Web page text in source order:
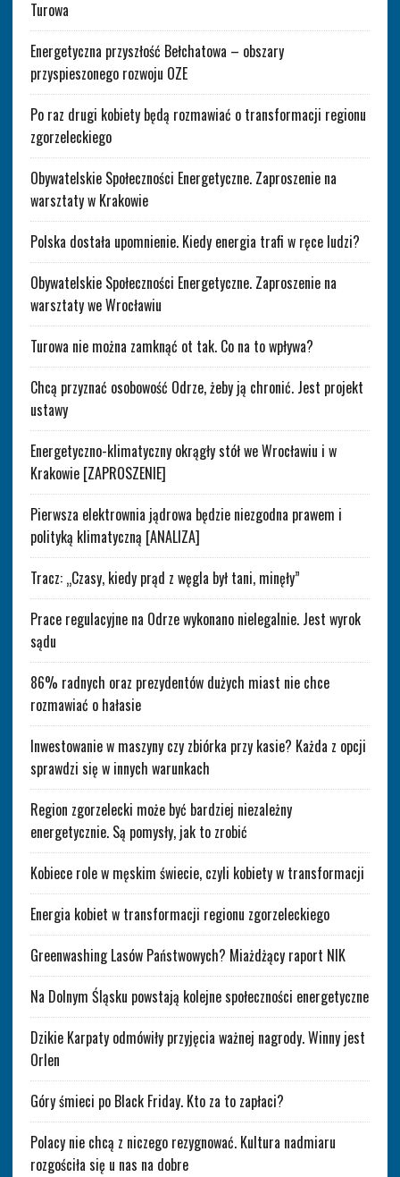
Turowa
Energetyczna przyszłość Bełchatowa – obszary
przyspieszonego rozwoju OZE
Po raz drugi kobiety będą rozmawiać o transformacji regionu
zgorzeleckiego
Obywatelskie Społeczności Energetyczne. Zaproszenie na
warsztaty w Krakowie
Polska dostała upomnienie. Kiedy energia trafi w ręce ludzi?
Obywatelskie Społeczności Energetyczne. Zaproszenie na
warsztaty we Wrocławiu
Turowa nie można zamknąć ot tak. Co na to wpływa?
Chcą przyznać osobowość Odrze, żeby ją chronić. Jest projekt
ustawy
Energetyczno-klimatyczny okrągły stół we Wrocławiu i w
Krakowie [ZAPROSZENIE]
Pierwsza elektrownia jądrowa będzie niezgodna prawem i
polityką klimatyczną [ANALIZA]
Tracz: „Czasy, kiedy prąd z węgla był tani, minęły”
Prace regulacyjne na Odrze wykonano nielegalnie. Jest wyrok
sądu
86% radnych oraz prezydentów dużych miast nie chce
rozmawiać o hałasie
Inwestowanie w maszyny czy zbiórka przy kasie? Każda z opcji
sprawdzi się w innych warunkach
Region zgorzelecki może być bardziej niezależny
energetycznie. Są pomysły, jak to zrobić
Kobiece role w męskim świecie, czyli kobiety w transformacji
Energia kobiet w transformacji regionu zgorzeleckiego
Greenwashing Lasów Państwowych? Miażdżący raport NIK
Na Dolnym Śląsku powstają kolejne społeczności energetyczne
Dzikie Karpaty odmówiły przyjęcia ważnej nagrody. Winny jest
Orlen
Góry śmieci po Black Friday. Kto za to zapłaci?
Polacy nie chcą z niczego rezygnować. Kultura nadmiaru
rozgościła się u nas na dobre